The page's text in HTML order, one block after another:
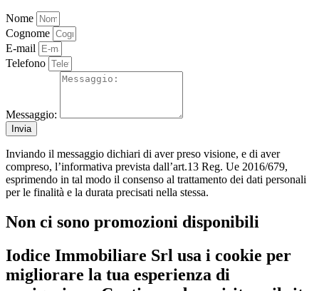
Nome
Cognome
E-mail
Telefono
Messaggio:
Invia
Inviando il messaggio dichiari di aver preso visione, e di aver
compreso, l’informativa prevista dall’art.13 Reg. Ue 2016/679,
esprimendo in tal modo il consenso al trattamento dei dati personali
per le finalità e la durata precisati nella stessa.
Non ci sono promozioni disponibili
Iodice Immobiliare Srl usa i cookie per
migliorare la tua esperienza di